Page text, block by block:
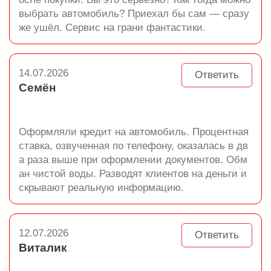
выбрать автомобиль? Приехал бы сам — сразу
же ушёл. Сервис на грани фантастики.
Ответить
14.07.2026
Семён
Оформляли кредит на автомобиль. Процентная
ставка, озвученная по телефону, оказалась в дв
а раза выше при оформлении документов. Обм
ан чистой воды. Разводят клиентов на деньги и
скрывают реальную информацию.
Ответить
12.07.2026
Виталик